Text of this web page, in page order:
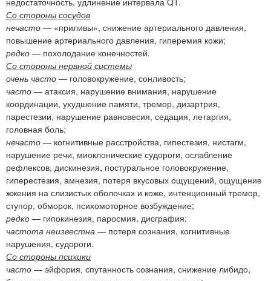
Со стороны сосудов
нечасто — «приливы», снижение артериального давления,
повышение артериального давления, гиперемия кожи;
редко — похолодание конечностей.
Со стороны нервной системы
очень часто — головокружение, сонливость;
часто — атаксия, нарушение внимания, нарушение
координации, ухудшение памяти, тремор, дизартрия,
парестезии, нарушение равновесия, седация, летаргия,
головная боль;
нечасто — когнитивные расстройства, гипестезия, нистагм,
нарушение речи, миоклонические судороги, ослабление
рефлексов, дискинезия, постуральное головокружение,
гиперестезия, амнезия, потеря вкусовых ощущений, ощущение
жжения на слизистых оболочках и коже, интенционный тремор,
ступор, обморок, психомоторное возбуждение;
редко — гипокинезия, паросмия, дисграфия;
частота неизвестна — потеря сознания, когнитивные
нарушения, судороги.
Со стороны психики
часто — эйфория, спутанность сознания, снижение либидо,